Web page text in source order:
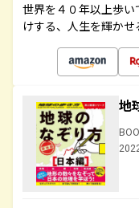
世界を４０年以上歩
けする、人生を輝か
地